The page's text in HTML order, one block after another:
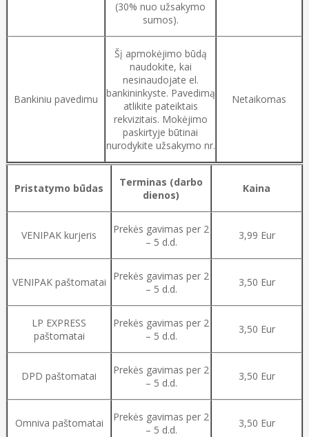
(30% nuo užsakymo
sumos).
Bankiniu pavedimu
Šį apmokėjimo būdą
naudokite, kai
nesinaudojate el.
bankininkyste. Pavedimą
atlikite pateiktais
rekvizitais. Mokėjimo
paskirtyje būtinai
nurodykite užsakymo nr.
Netaikomas
Pristatymo būdas
Terminas (darbo
dienos)
Kaina
VENIPAK kurjeris
Prekės gavimas per 2
– 5 d.d.
3,99 Eur
VENIPAK paštomatai
Prekės gavimas per 2
– 5 d.d.
3,50 Eur
LP EXPRESS
paštomatai
Prekės gavimas per 2
– 5 d.d.
3,50 Eur
DPD paštomatai
Prekės gavimas per 2
– 5 d.d.
3,50 Eur
Omniva paštomatai
Prekės gavimas per 2
– 5 d.d.
3,50 Eur